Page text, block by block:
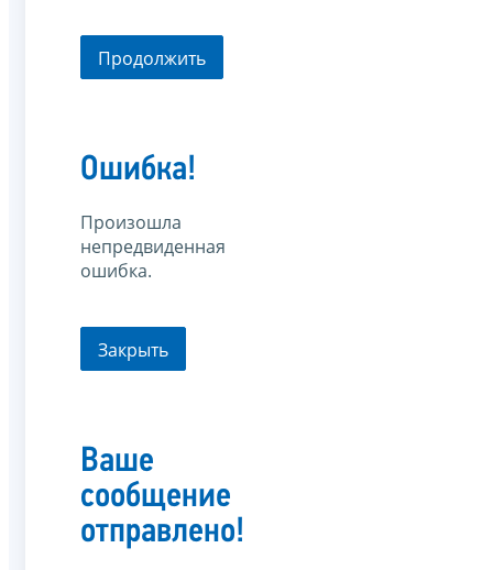
Продолжить
Ошибка!
Произошла
непредвиденная
ошибка.
Закрыть
Ваше
сообщение
отправлено!